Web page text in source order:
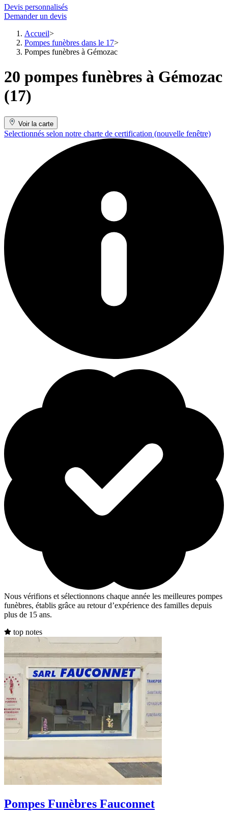
Devis personnalisés
Demander un devis
Accueil
Pompes funèbres dans le 17
Pompes funèbres à Gémozac
20 pompes funèbres à Gémozac
(17)
Voir la carte
Selectionnés selon notre charte de certification (nouvelle fenêtre)
Nous vérifions et sélectionnons chaque année les meilleures pompes
funèbres, établis grâce au retour d’expérience des familles depuis
plus de 15 ans.
top notes
Pompes Funèbres Fauconnet